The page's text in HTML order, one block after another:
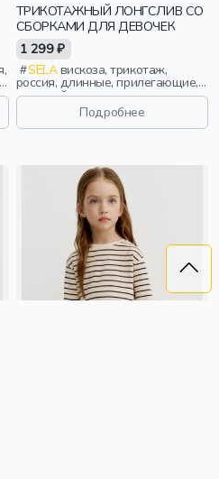
ТРИКОТАЖНЫЙ ЛОНГСЛИВ СО
СБОРКАМИ ДЛЯ ДЕВОЧЕК
1 299 ₽
SELAвискоза, трикотаж,
россия, длинные, прилегающие,
длинный рукав, школа, однотон,
вырез, круглый вырез, сборки,
девочки, детиПодробнее